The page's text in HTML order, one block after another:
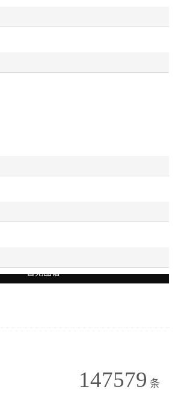
暂无图谱
147579 条